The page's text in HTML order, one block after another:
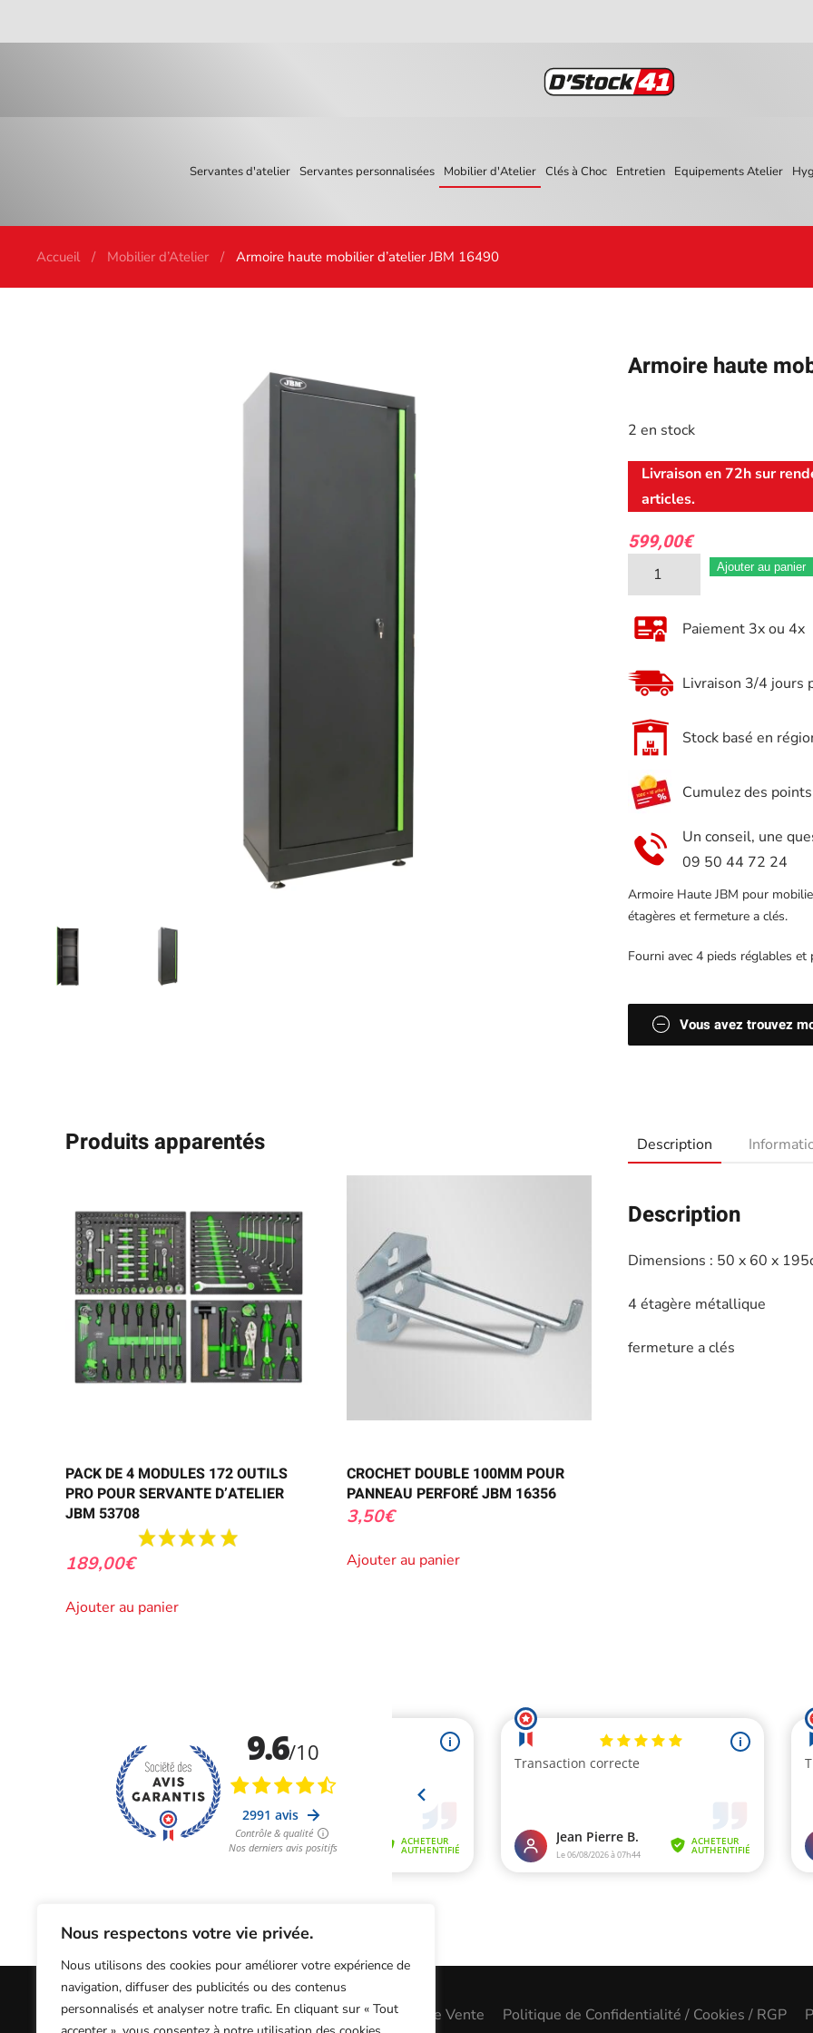
Nous respectons votre vie privée.
Nous utilisons des cookies pour améliorer votre expérience de
navigation, diffuser des publicités ou des contenus
personnalisés et analyser notre trafic. En cliquant sur « Tout
Servantes d'atelier Servantes personnalisées Mobilier d'Atelier Clés à Choc Entretien Equipements Atelier
Accueil Mobilier d’Atelier Armoire haute mobilier d’atelier JBM 16490
Armoire haute
2 en stock
Livraison en 72h sur
articles.
599,00€
quantité
de
Armoire
haute
mobilier
d'atelier
JBM
16490
Ajouter au panier
Paiement 3x ou 4x
Livraison 3/4 jours
Stock basé en
Cumulez des
Un conseil, une
09 50 44 72 24
Armoire Haute JBM pour
étagères et fermeture a clés.
Fourni avec 4 pieds réglables
Vous avez trouvez
Produits apparentés
PACK DE 4 MODULES 172 OUTILS
PRO POUR SERVANTE D’ATELIER
JBM 53708
189,00€
Ajouter au panier
CROCHET DOUBLE 100MM POUR
PANNEAU PERFORÉ JBM 16356
3,50€
Ajouter au panier
Description
Description
Dimensions : 50 x 60 x
4 étagère métallique
fermeture a clés
Informations Légales Conditions Générales de Vente Politique de Confidentialité / Cookies / RGP